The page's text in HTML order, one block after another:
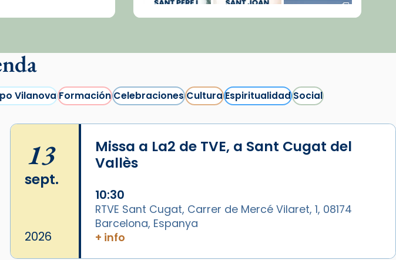
Síguenos en Instagram
VilanovaFormaciónCelebracionesCulturaEspiritualidadSocial
13
sept.
2026
Missa a La2 de TVE, a Sant Cugat del
Vallès
10:30
RTVE Sant Cugat, Carrer de Mercé Vilaret, 1, 08174
Barcelona, Espanya
+ info